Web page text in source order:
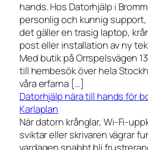
hands. Hos Datorhjälp i
personlig och kunnig
det gäller en trasig laptop,
post eller installation av ny
Med butik på Orrspelsvägen
till hembesök över hela
våra erfarna […]
Datorhjälp nära till hands för
Karlaplan
När datorn krånglar, Wi-Fi-
sviktar eller skrivaren vägrar